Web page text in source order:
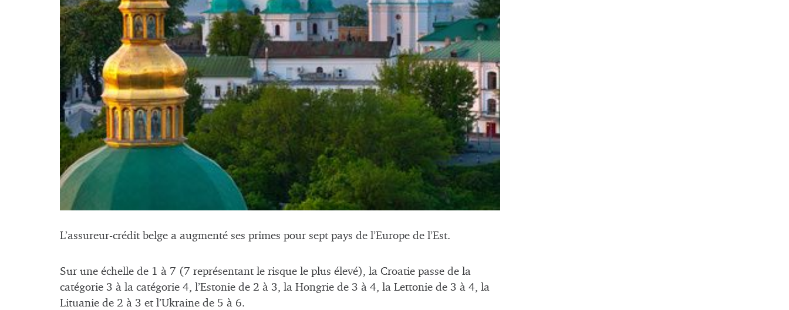
L’assureur-crédit belge a augmenté ses primes pour sept pays de l’Europe de l’Est.
Sur une échelle de 1 à 7 (7 représentant le risque le plus élevé), la Croatie passe de la
catégorie 3 à la catégorie 4, l’Estonie de 2 à 3, la Hongrie de 3 à 4, la Lettonie de 3 à 4, la
Lituanie de 2 à 3 et l’Ukraine de 5 à 6.